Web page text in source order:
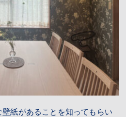
紙があることを知ってもらい